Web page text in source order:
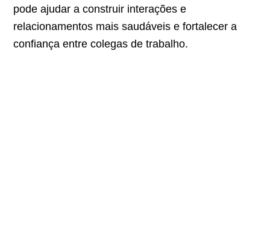
pode ajudar a construir interações e
relacionamentos mais saudáveis e fortalecer a
confiança entre colegas de trabalho.